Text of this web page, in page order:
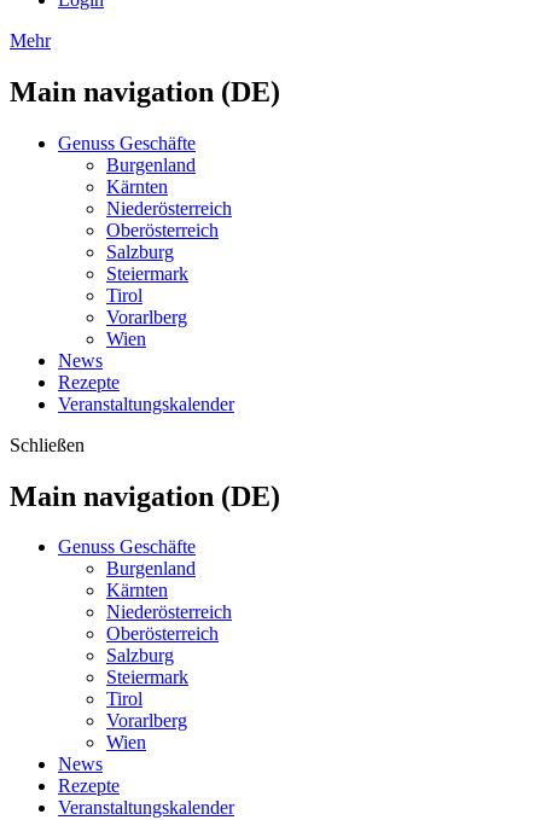
Mehr
Main navigation (DE)
Genuss Geschäfte
Burgenland
Kärnten
Niederösterreich
Oberösterreich
Salzburg
Steiermark
Tirol
Vorarlberg
Wien
News
Rezepte
Veranstaltungskalender
Schließen
Main navigation (DE)
Genuss Geschäfte
Burgenland
Kärnten
Niederösterreich
Oberösterreich
Salzburg
Steiermark
Tirol
Vorarlberg
Wien
News
Rezepte
Veranstaltungskalender